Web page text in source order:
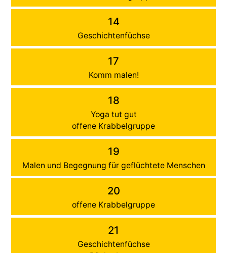
14
Geschichtenfüchse
17
Komm malen!
18
Yoga tut gut
offene Krabbelgruppe
19
Malen und Begegnung für geflüchtete Menschen
20
offene Krabbelgruppe
21
Geschichtenfüchse